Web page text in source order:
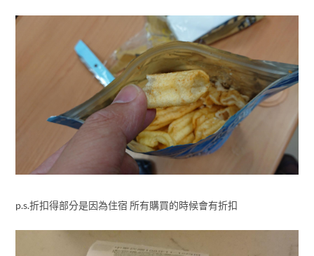
p.s.折扣得部分是因為住宿 所有購買的時候會有折扣